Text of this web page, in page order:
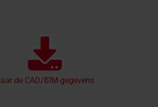
de CAD/BIM-gegevens